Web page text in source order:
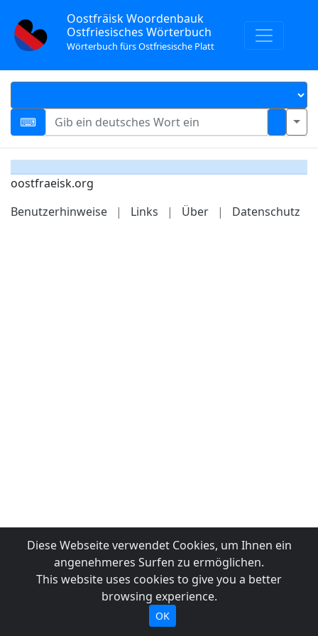
Oostfräisk Woordenbauk
Ostfriesisches Wörterbuch
Wörterbuch fürs Ostfriesische Platt
oostfraeisk.org
Benutzerhinweise
| Links | Über | Datenschutz
Diese Webseite verwendet Cookies, um Ihnen ein
angenehmeres Surfen zu ermöglichen.
This website uses cookies to give you a better
browsing experience.
OK